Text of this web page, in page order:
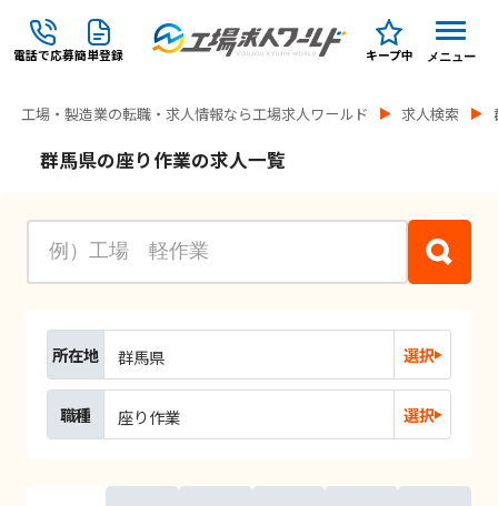
電話で応募簡単登録 キープ中 メニュー
工場・製造業の転職・求人情報なら工場求人ワールド 求人検索
群馬県の座り作業の求人一覧
所在地 群馬県 選択
職種 座り作業 選択